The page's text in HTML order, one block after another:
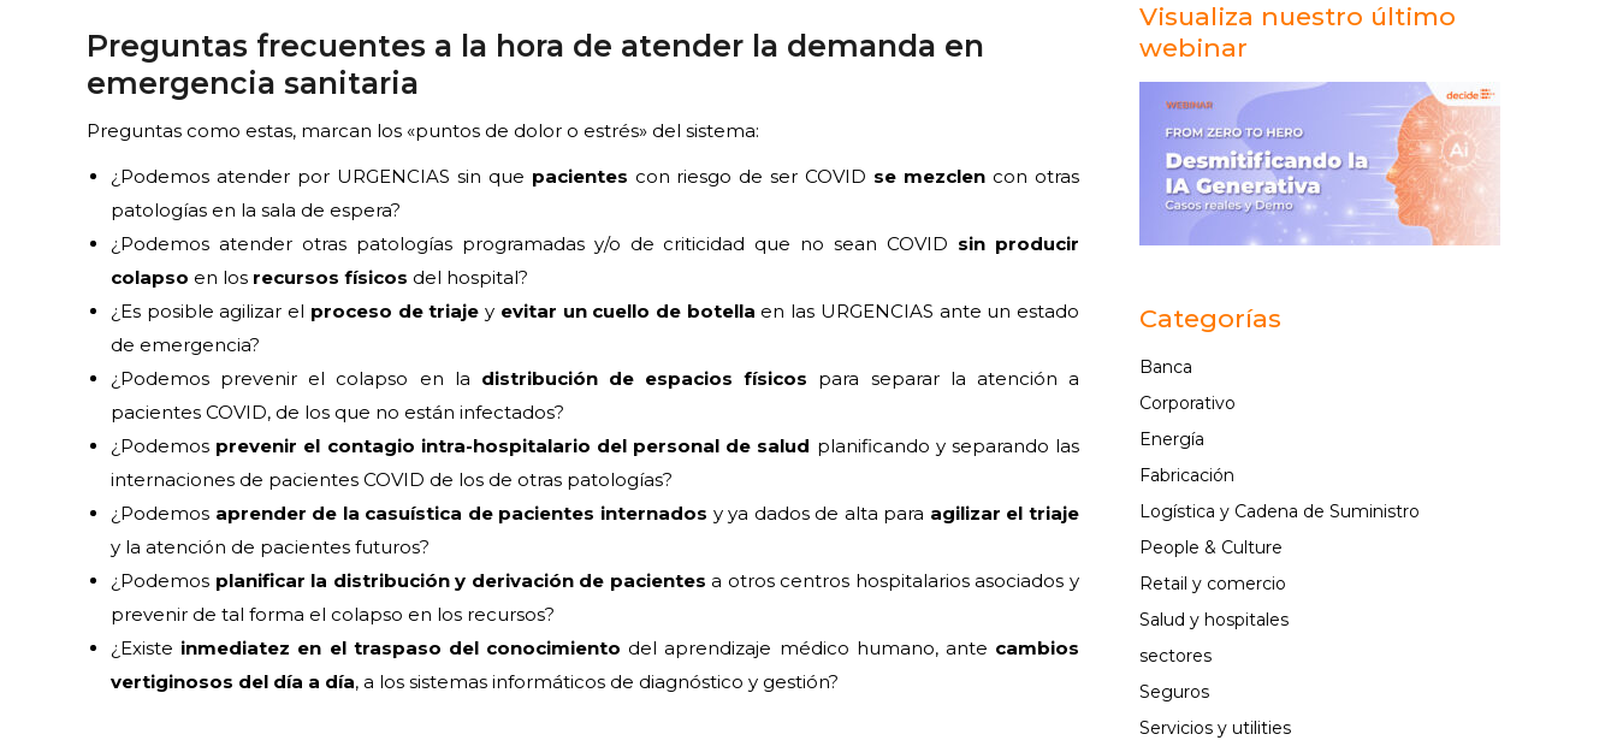
Preguntas frecuentes a la hora de atender la demanda en
emergencia sanitaria
Preguntas como estas, marcan los «puntos de dolor o estrés» del sistema:
¿Podemos atender por URGENCIAS sin que pacientes con riesgo de ser COVID se mezclen con otras
patologías en la sala de espera?
¿Podemos atender otras patologías programadas y/o de criticidad que no sean COVID sin producir
colapso en los recursos físicos del hospital?
¿Es posible agilizar el proceso de triaje y evitar un cuello de botella en las URGENCIAS ante un estado
de emergencia?
¿Podemos prevenir el colapso en la distribución de espacios físicos para separar la atención a
pacientes COVID, de los que no están infectados?
¿Podemos prevenir el contagio intra-hospitalario del personal de salud planificando y separando las
internaciones de pacientes COVID de los de otras patologías?
¿Podemos aprender de la casuística de pacientes internados y ya dados de alta para agilizar el triaje
y la atención de pacientes futuros?
¿Podemos planificar la distribución y derivación de pacientes a otros centros hospitalarios asociados y
prevenir de tal forma el colapso en los recursos?
¿Existe inmediatez en el traspaso del conocimiento del aprendizaje médico humano, ante cambios
vertiginosos del día a día, a los sistemas informáticos de diagnóstico y gestión?
Visualiza nuestro último
webinar
Categorías
Banca
Corporativo
Energía
Fabricación
Logística y Cadena de Suministro
People & Culture
Retail y comercio
Salud y hospitales
sectores
Seguros
Servicios y utilities